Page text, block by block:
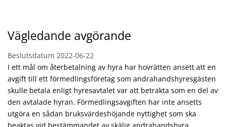
Vägledande avgörande
Beslutsdatum 2022-06-22
I ett mål om återbetalning av hyra har hovrätten ansett att en
avgift till ett förmedlingsföretag som andrahandshyresgästen
skulle betala enligt hyresavtalet var att betrakta som en del av
den avtalade hyran. Förmedlingsavgiften har inte ansetts
utgöra en sådan bruksvärdeshöjande nyttighet som ska